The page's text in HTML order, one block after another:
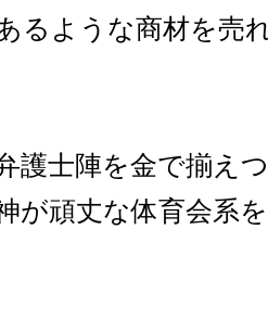
るような商材を売
護士陣を金で揃え
が頑丈な体育会系